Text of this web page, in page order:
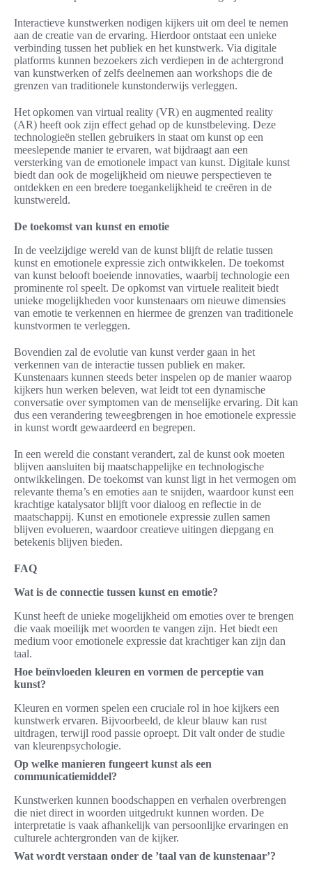
Interactieve kunstwerken nodigen kijkers uit om deel te nemen
aan de creatie van de ervaring. Hierdoor ontstaat een unieke
verbinding tussen het publiek en het kunstwerk. Via digitale
platforms kunnen bezoekers zich verdiepen in de achtergrond
van kunstwerken of zelfs deelnemen aan workshops die de
grenzen van traditionele kunstonderwijs verleggen.
Het opkomen van virtual reality (VR) en augmented reality
(AR) heeft ook zijn effect gehad op de kunstbeleving. Deze
technologieën stellen gebruikers in staat om kunst op een
meeslepende manier te ervaren, wat bijdraagt aan een
versterking van de emotionele impact van kunst. Digitale kunst
biedt dan ook de mogelijkheid om nieuwe perspectieven te
ontdekken en een bredere toegankelijkheid te creëren in de
kunstwereld.
De toekomst van kunst en emotie
In de veelzijdige wereld van de kunst blijft de relatie tussen
kunst en emotionele expressie zich ontwikkelen. De toekomst
van kunst belooft boeiende innovaties, waarbij technologie een
prominente rol speelt. De opkomst van virtuele realiteit biedt
unieke mogelijkheden voor kunstenaars om nieuwe dimensies
van emotie te verkennen en hiermee de grenzen van traditionele
kunstvormen te verleggen.
Bovendien zal de evolutie van kunst verder gaan in het
verkennen van de interactie tussen publiek en maker.
Kunstenaars kunnen steeds beter inspelen op de manier waarop
kijkers hun werken beleven, wat leidt tot een dynamische
conversatie over symptomen van de menselijke ervaring. Dit kan
dus een verandering teweegbrengen in hoe emotionele expressie
in kunst wordt gewaardeerd en begrepen.
In een wereld die constant verandert, zal de kunst ook moeten
blijven aansluiten bij maatschappelijke en technologische
ontwikkelingen. De toekomst van kunst ligt in het vermogen om
relevante thema’s en emoties aan te snijden, waardoor kunst een
krachtige katalysator blijft voor dialoog en reflectie in de
maatschappij. Kunst en emotionele expressie zullen samen
blijven evolueren, waardoor creatieve uitingen diepgang en
betekenis blijven bieden.
FAQ
Wat is de connectie tussen kunst en emotie?
Kunst heeft de unieke mogelijkheid om emoties over te brengen
die vaak moeilijk met woorden te vangen zijn. Het biedt een
medium voor emotionele expressie dat krachtiger kan zijn dan
taal.
Hoe beïnvloeden kleuren en vormen de perceptie van
kunst?
Kleuren en vormen spelen een cruciale rol in hoe kijkers een
kunstwerk ervaren. Bijvoorbeeld, de kleur blauw kan rust
uitdragen, terwijl rood passie oproept. Dit valt onder de studie
van kleurenpsychologie.
Op welke manieren fungeert kunst als een
communicatiemiddel?
Kunstwerken kunnen boodschappen en verhalen overbrengen
die niet direct in woorden uitgedrukt kunnen worden. De
interpretatie is vaak afhankelijk van persoonlijke ervaringen en
culturele achtergronden van de kijker.
Wat wordt verstaan onder de ’taal van de kunstenaar’?